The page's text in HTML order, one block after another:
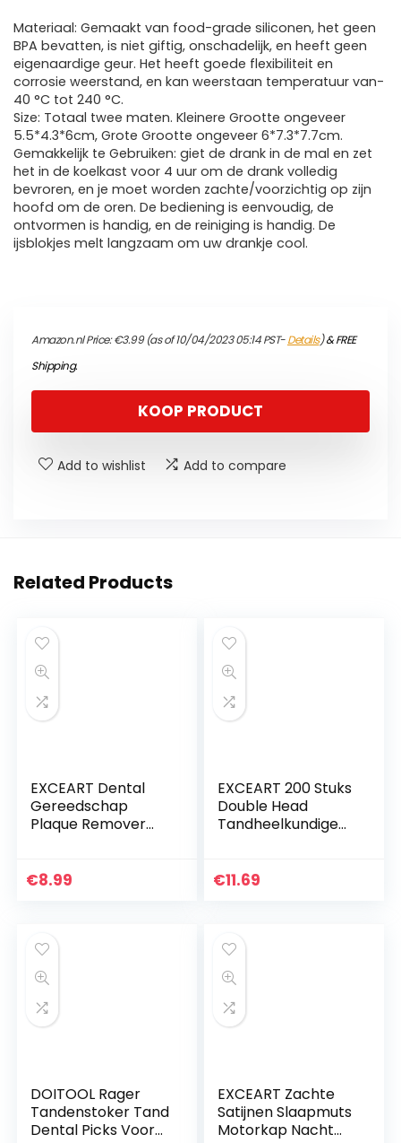
Materiaal: Gemaakt van food-grade siliconen, het geen
BPA bevatten, is niet giftig, onschadelijk, en heeft geen
eigenaardige geur. Het heeft goede flexibiliteit en
corrosie weerstand, en kan weerstaan temperatuur van-
40 °C tot 240 °C.
Size: Totaal twee maten. Kleinere Grootte ongeveer
5.5*4.3*6cm, Grote Grootte ongeveer 6*7.3*7.7cm.
Gemakkelijk te Gebruiken: giet de drank in de mal en zet
het in de koelkast voor 4 uur om de drank volledig
bevroren, en je moet worden zachte/voorzichtig op zijn
hoofd om de oren. De bediening is eenvoudig, de
ontvormen is handig, en de reiniging is handig. De
ijsblokjes melt langzaam om uw drankje cool.
Amazon.nl Price:€3.99(as of 10/04/2023 05:14 PST-Details)&FREE
Shipping.
KOOP PRODUCT
Add to wishlist Add to compare
Related Products
EXCEART Dental
Gereedschap
Plaque Remover
Cleaning Kit
€8.99
EXCEART 200 Stuks
Double Head
Tandheelkundige
Plastic
€11.69
DOITOOL Rager
Tandenstoker Tand
Dental Picks Voor
EXCEART Zachte
Satijnen Slaapmuts
Motorkap Nacht